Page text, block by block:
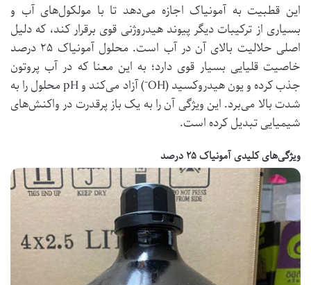
این قطبیت به آمونیاک اجازه می‌دهد تا با مولکول‌های آب و
بسیاری از ترکیبات دیگر پیوند هیدروژنی قوی برقرار کند، که دلیل
اصلی حلالیت بالای آن در آب است. محلول آمونیاک ۲۵ درصد
خاصیت قلیایی بسیار قوی دارد؛ به این معنا که در آب پروتون
جذب کرده و یون هیدروکسید (OH⁻) آزاد می‌کند و pH محلول را به
شدت بالا می‌برد. این ویژگی آن را به یک باز پرقدرت در واکنش‌های
شیمیایی تبدیل کرده است.
ویژگی‌های کلیدی آمونیاک ۲۵ درصد